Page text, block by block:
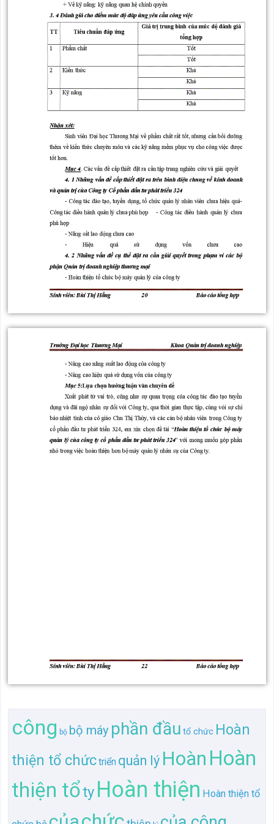
công bộ bộ máy phần đầu tổ chức Hoàn
thiện tổ chứctriển quản lý Hoàn Hoàn
thiện tổty Hoàn thiện Hoàn thiện tổ